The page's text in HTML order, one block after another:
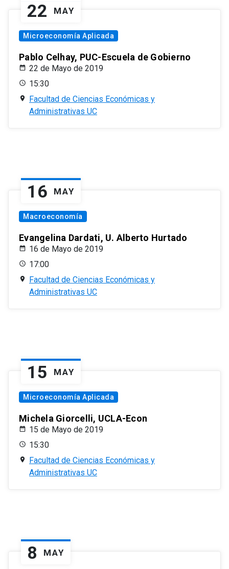
22 MAY
Microeconomía Aplicada
Pablo Celhay, PUC-Escuela de Gobierno
22 de Mayo de 2019
15:30
Facultad de Ciencias Económicas y
Administrativas UC
16 MAY
Macroeconomía
Evangelina Dardati, U. Alberto Hurtado
16 de Mayo de 2019
17:00
Facultad de Ciencias Económicas y
Administrativas UC
15 MAY
Microeconomía Aplicada
Michela Giorcelli, UCLA-Econ
15 de Mayo de 2019
15:30
Facultad de Ciencias Económicas y
Administrativas UC
8 MAY